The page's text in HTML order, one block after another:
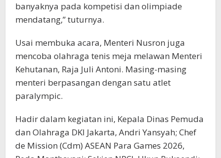
banyaknya pada kompetisi dan olimpiade
mendatang,” tuturnya.
Usai membuka acara, Menteri Nusron juga
mencoba olahraga tenis meja melawan Menteri
Kehutanan, Raja Juli Antoni. Masing-masing
menteri berpasangan dengan satu atlet
paralympic.
Hadir dalam kegiatan ini, Kepala Dinas Pemuda
dan Olahraga DKI Jakarta, Andri Yansyah; Chef
de Mission (Cdm) ASEAN Para Games 2026,